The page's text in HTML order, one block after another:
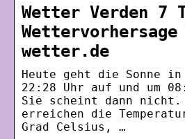
Wetter Verden 7
Wettervorhersage
wetter.de
Heute geht die Sonne in
22:28 Uhr auf und um
Sie scheint dann nicht.
erreichen die
Grad Celsius, …